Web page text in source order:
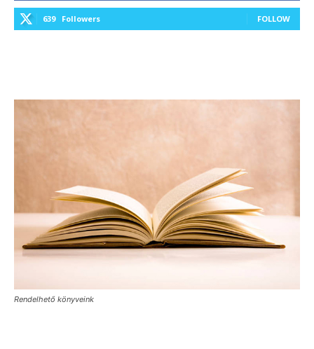
639 Followers FOLLOW
Rendelhető könyveink